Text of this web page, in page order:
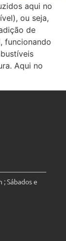
aqui no
ou seja,
de
funcionando
Aqui no
Sábados e